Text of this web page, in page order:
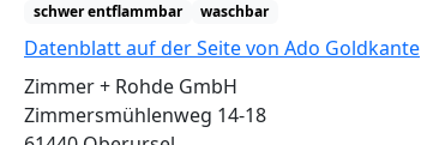
schwer entflammbar waschbar
Datenblatt auf der Seite von Ado Goldkante
Zimmer + Rohde GmbH
Zimmersmühlenweg 14-18